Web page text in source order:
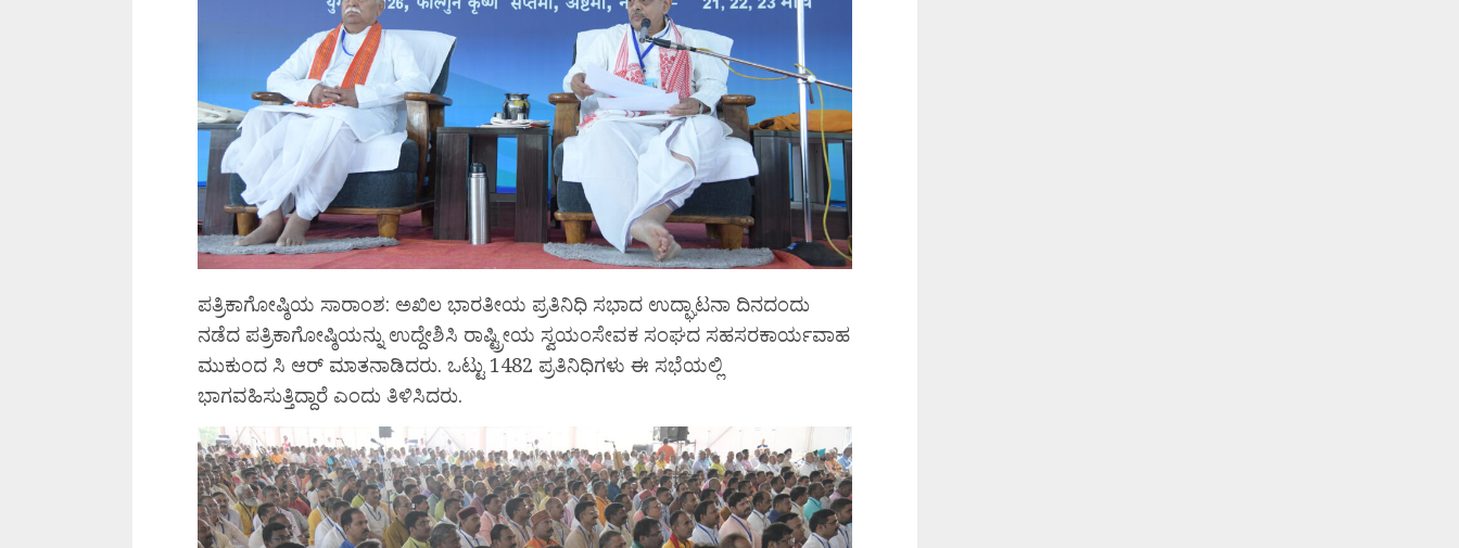
ಪತ್ರಿಕಾಗೋಷ್ಠಿಯ ಸಾರಾಂಶ: ಅಖಿಲ ಭಾರತೀಯ ಪ್ರತಿನಿಧಿ ಸಭಾದ ಉದ್ಘಾಟನಾ ದಿನದಂದು
ನಡೆದ ಪತ್ರಿಕಾಗೋಷ್ಠಿಯನ್ನು ಉದ್ದೇಶಿಸಿ ರಾಷ್ಟ್ರೀಯ ಸ್ವಯಂಸೇವಕ ಸಂಘದ ಸಹಸರಕಾರ್ಯವಾಹ
ಮುಕುಂದ ಸಿ ಆರ್ ಮಾತನಾಡಿದರು. ಒಟ್ಟು 1482 ಪ್ರತಿನಿಧಿಗಳು ಈ ಸಭೆಯಲ್ಲಿ
ಭಾಗವಹಿಸುತ್ತಿದ್ದಾರೆ ಎಂದು ತಿಳಿಸಿದರು.